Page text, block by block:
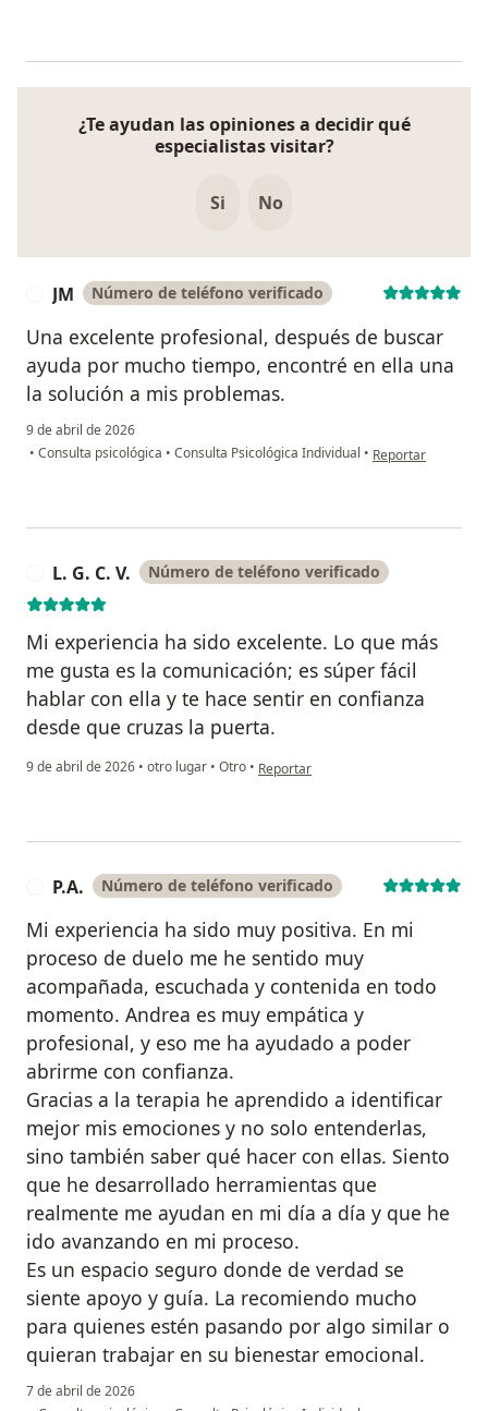
¿Te ayudan las opiniones a decidir qué
especialistas visitar?
Si No
JM Número de teléfono verificado
Una excelente profesional, después de buscar
ayuda por mucho tiempo, encontré en ella una
la solución a mis problemas.
9 de abril de 2026
• Consulta psicológica • Consulta Psicológica Individual • en opinión del
Reportar
L. G. C. V. Número de teléfono verificado
Mi experiencia ha sido excelente. Lo que más
me gusta es la comunicación; es súper fácil
hablar con ella y te hace sentir en confianza
desde que cruzas la puerta.
9 de abril de 2026 • otro lugar • Otro • en opinión del usuario L. G. C. V.
Reportar
P.A. Número de teléfono verificado
Mi experiencia ha sido muy positiva. En mi
proceso de duelo me he sentido muy
acompañada, escuchada y contenida en todo
momento. Andrea es muy empática y
profesional, y eso me ha ayudado a poder
abrirme con confianza.
Gracias a la terapia he aprendido a identificar
mejor mis emociones y no solo entenderlas,
sino también saber qué hacer con ellas. Siento
que he desarrollado herramientas que
realmente me ayudan en mi día a día y que he
ido avanzando en mi proceso.
Es un espacio seguro donde de verdad se
siente apoyo y guía. La recomiendo mucho
para quienes estén pasando por algo similar o
quieran trabajar en su bienestar emocional.
7 de abril de 2026